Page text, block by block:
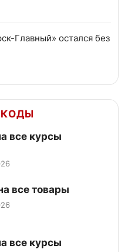
Главный» остался без
все курсы
все товары
все курсы